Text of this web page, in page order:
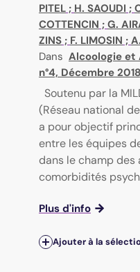
PITEL ; H. SAOUDI ;
COTTENCIN ; G.
ZINS ; F. LIMOSIN ;
Dans Alcoologie et
n°4, Décembre
Soutenu par la
(Réseau national
a pour objectif
entre les équipes
dans le champ
comorbidités
Plus d'info
Ajouter à la